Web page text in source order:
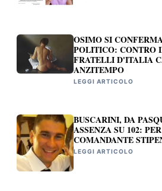
OSIMO SI
POLITICO: CONTRO
FRATELLI D'ITALIA
ANZITEMPO
LEGGI ARTICOLO
BUSCARINI, DA
ASSENZA SU 102:
COMANDANTE
LEGGI ARTICOLO